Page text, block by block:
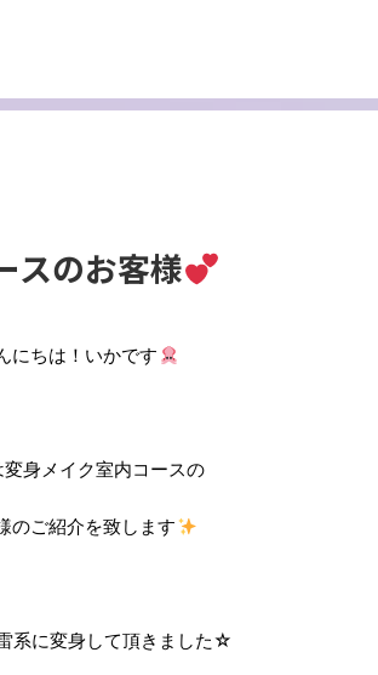
スのお客様
にちは！いかです
変身メイク室内コースの
のご紹介を致します
系に変身して頂きました☆